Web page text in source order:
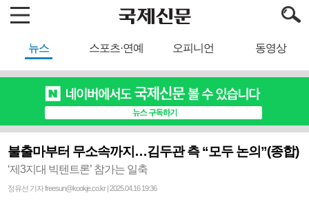
뉴스 스포츠·연예 오피니언 동영상
불출마부터 무소속까지…김두관 측 “모두 논의”(종합)
‘제3지대 빅텐트론’ 참가는 일축
정유선 기자 freesun@kookje.co.kr | 2025.04.16 19:36